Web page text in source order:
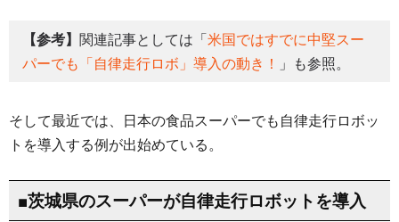
【参考】 関連記事としては「 米国ではすでに中堅スー
パーでも「自律走行ロボ」導入の動き！
」も参照。
そして最近では、日本の食品スーパーでも自律走行ロボッ
トを導入する例が出始めている。
■茨城県のスーパーが自律走行ロボットを導入